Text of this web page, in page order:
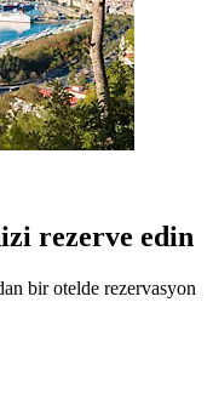
rezerve edin
bir otelde rezervasyon